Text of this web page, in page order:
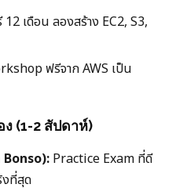
12 เดือน ลองสร้าง EC2, S3,
ฟรีจาก AWS เป็น
(1-2 สัปดาห์)
Practice Exam ที่ดี
งที่สุด